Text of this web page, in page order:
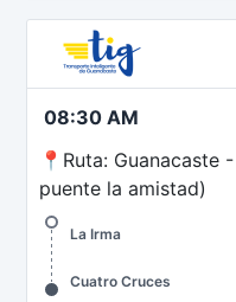
08:30 AM
📍Ruta: Guanacaste
puente la amistad)
La Irma
Cuatro Cruces